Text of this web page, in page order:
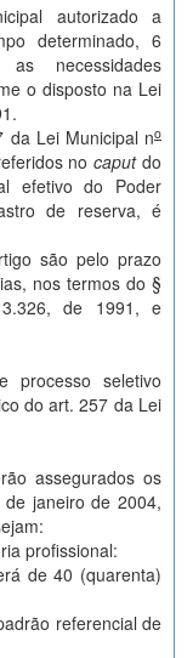
autorizado a
determinado, 6
necessidades
o disposto na Lei
da Lei Municipal no
nocaputdo
efetivo do Poder
de reserva, é
são pelo prazo
nos termos do §
de 1991, e
seletivo
do art. 257 da Lei
assegurados os
janeiro de 2004,
profissional:
de 40 (quarenta)
referencial de